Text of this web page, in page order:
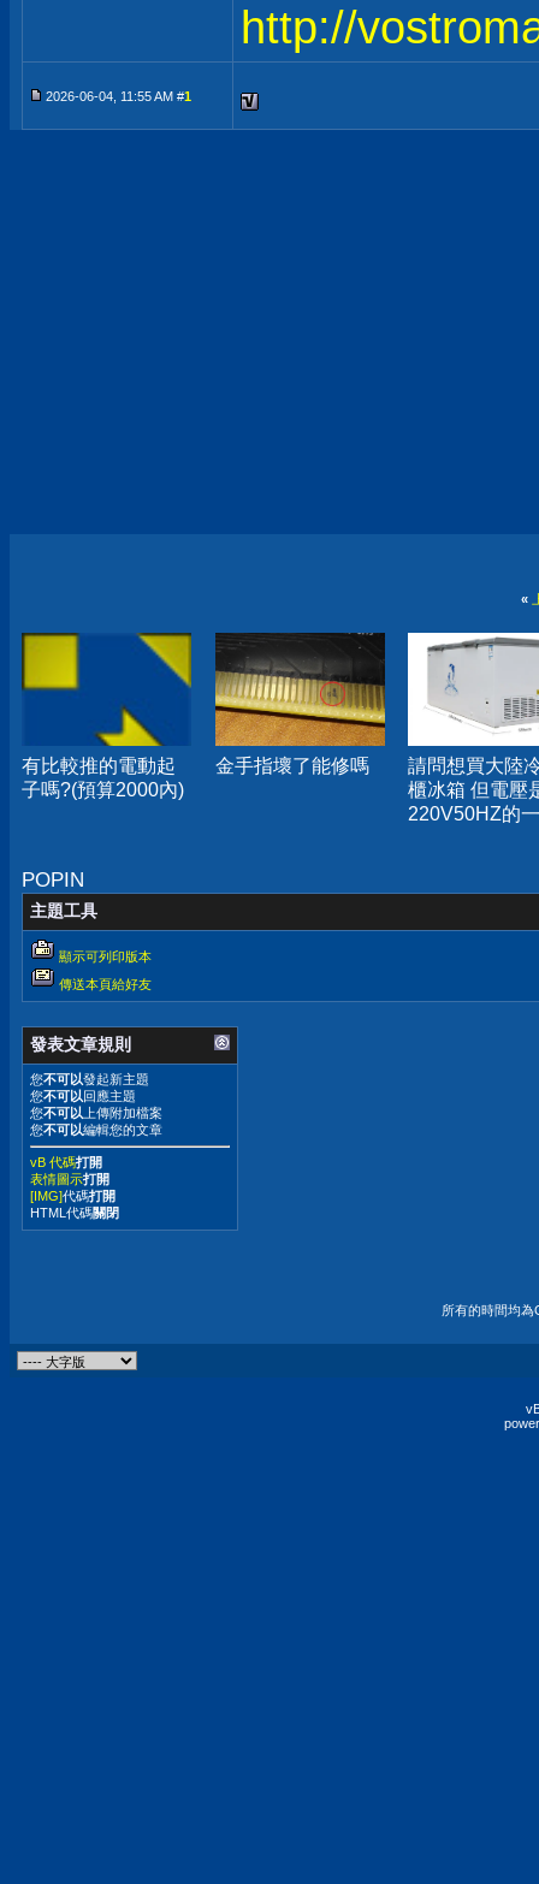
http://
2026-06-04, 11:55 AM #1
«
有比較推的電動起
子嗎?(預算2000內)
金手指壞了能修嗎
請問想買大陸
櫃冰箱 但電壓
220V50HZ的
POPIN
主題工具
顯示可列印版本
傳送本頁給好友
發表文章規則
您不可以發起新主題
您不可以回應主題
您不可以 上傳附加檔案
您不可以編輯您的文章
vB 代碼打開
表情圖示打開
[IMG]代碼打開
HTML代碼關閉
所有的時間均為